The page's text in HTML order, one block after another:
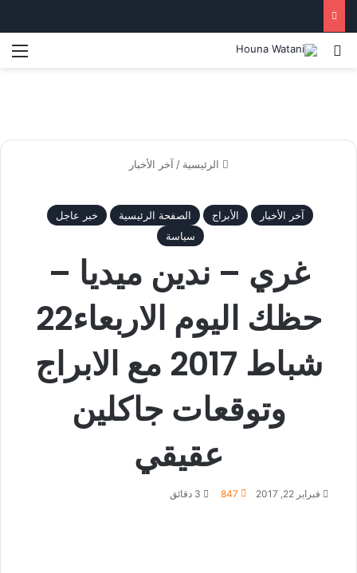
بحث عن
الرئيسية / آخر الأخبار
آخر الأخبار الأبراج الصفحة الرئيسية
خبر عاجل
سياسة
غري – ندين ميديا –
حظك اليوم الاربعاء22
شباط 2017 مع الابراج
وتوقعات جاكلين
عقيقي
فبراير 22, 2017 847